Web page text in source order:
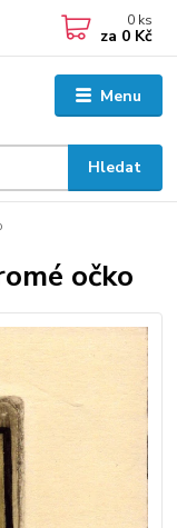
Menu
Hledat
0 ks
za 0 Kč
očko